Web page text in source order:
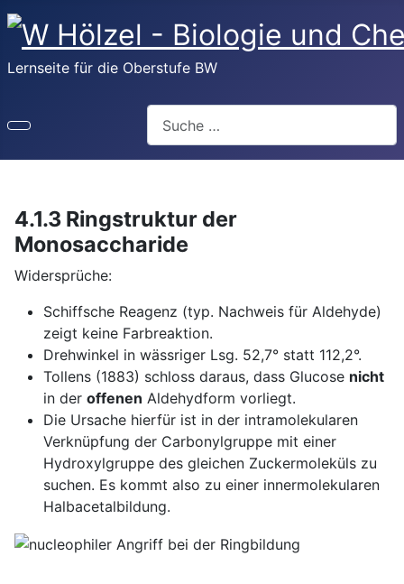
Lernseite für die Oberstufe BW
4.1.3 Ringstruktur der
Monosaccharide
Widersprüche:
Schiffsche Reagenz (typ. Nachweis für Aldehyde)
zeigt keine Farbreaktion.
Drehwinkel in wässriger Lsg. 52,7° statt 112,2°.
Tollens (1883) schloss daraus, dass Glucose nicht
in der offenen Aldehydform vorliegt.
Die Ursache hierfür ist in der intramolekularen
Verknüpfung der Carbonylgruppe mit einer
Hydroxylgruppe des gleichen Zuckermoleküls zu
suchen. Es kommt also zu einer innermolekularen
Halbacetalbildung.